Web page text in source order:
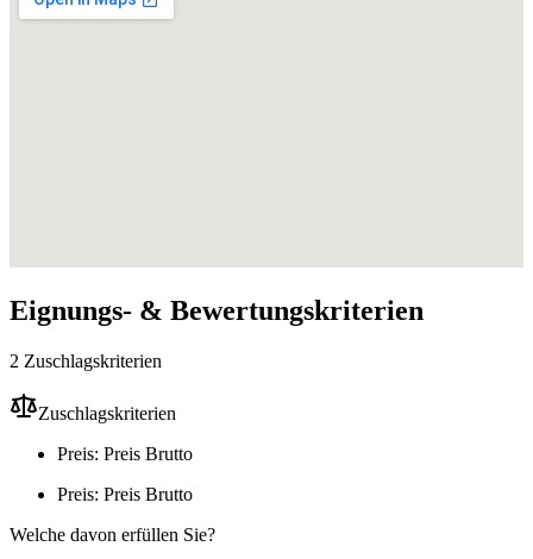
Eignungs- & Bewertungskriterien
2 Zuschlagskriterien
Zuschlagskriterien
Preis: Preis Brutto
Preis: Preis Brutto
Welche davon erfüllen Sie?